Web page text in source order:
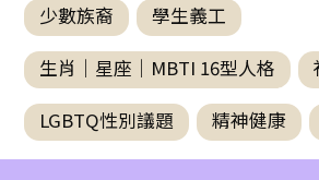
少數族裔 學生義工
生肖｜星座｜MBTI 16型人格
LGBTQ性別議題 精神健康